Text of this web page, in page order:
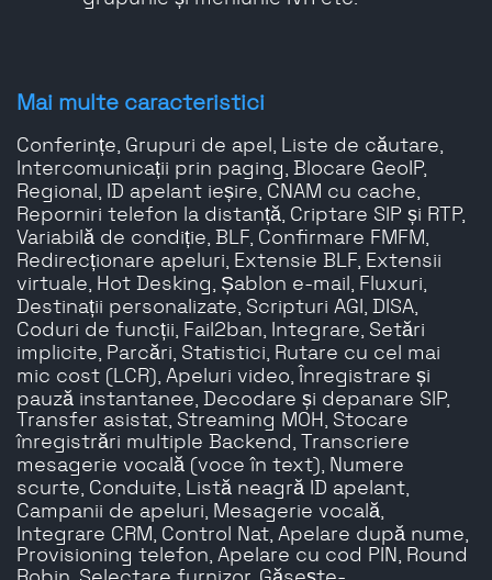
Mai multe caracteristici
Conferințe, Grupuri de apel, Liste de căutare,
Intercomunicații prin paging, Blocare GeoIP,
Regional, ID apelant ieșire, CNAM cu cache,
Reporniri telefon la distanță, Criptare SIP și RTP,
Variabilă de condiție, BLF, Confirmare FMFM,
Redirecționare apeluri, Extensie BLF, Extensii
virtuale, Hot Desking, Șablon e-mail, Fluxuri,
Destinații personalizate, Scripturi AGI, DISA,
Coduri de funcții, Fail2ban, Integrare, Setări
implicite, Parcări, Statistici, Rutare cu cel mai
mic cost (LCR), Apeluri video, Înregistrare și
pauză instantanee, Decodare și depanare SIP,
Transfer asistat, Streaming MOH, Stocare
înregistrări multiple Backend, Transcriere
mesagerie vocală (voce în text), Numere
scurte, Conduite, Listă neagră ID apelant,
Campanii de apeluri, Mesagerie vocală,
Integrare CRM, Control Nat, Apelare după nume,
Provisioning telefon, Apelare cu cod PIN, Round